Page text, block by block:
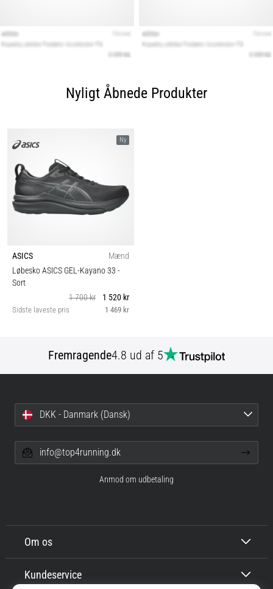
Nyligt Åbnede Produkter
Ny
ASICS
Mænd
Løbesko ASICS GEL-Kayano 33 -
Sort
1 700 kr
1 520 kr
Sidste laveste pris 1 469 kr
Fremragende4.8 ud af 5
Om os
Kundeservice
DKK - Danmark (Dansk)
info@top4running.dk
Anmod om udbetaling